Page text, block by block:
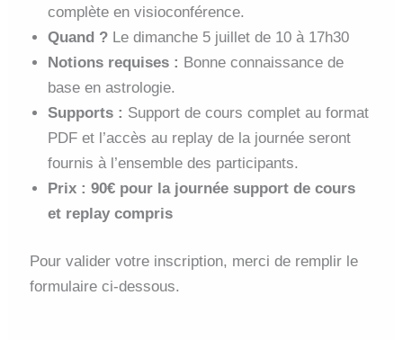
complète en visioconférence.
Quand ? Le dimanche 5 juillet de 10 à 17h30
Notions requises : Bonne connaissance de
base en astrologie.
Supports : Support de cours complet au format
PDF et l’accès au replay de la journée seront
fournis à l’ensemble des participants.
Prix : 90€ pour la journée support de cours
et replay compris
Pour valider votre inscription, merci de remplir le
formulaire ci-dessous.